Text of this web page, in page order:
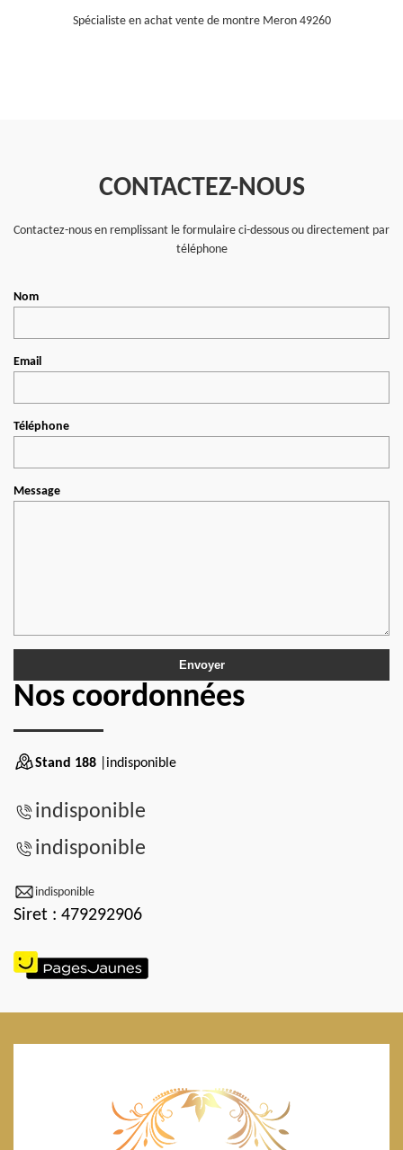
Spécialiste en achat vente de montre Meron 49260
CONTACTEZ-NOUS
Contactez-nous en remplissant le formulaire ci-dessous ou directement par
téléphone
Nom
Email
Téléphone
Message
Nos coordonnées
Stand 188 |indisponible
indisponible
indisponible
indisponible
Siret : 479292906